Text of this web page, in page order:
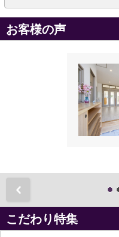
お客様の声
こだわり特集